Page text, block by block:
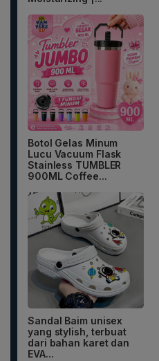
Botol Gelas Minum
Lucu Vacuum Flask
Stainless TUMBLER
900ML Coffee...
Sandal Baim unisex
yang stylish, terbuat
dari bahan karet dan
EVA...